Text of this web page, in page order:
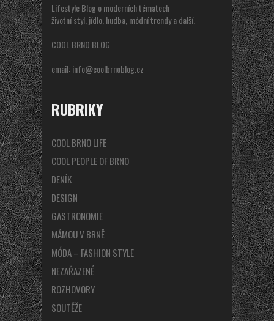
Lifestyle Blog o moderních tématech
životní styl, jídlo, hudba, módní trendy a další.
COOL BRNO BLOG
email:info@coolbrnoblog.cz
RUBRIKY
COOL BRNO LIFE
COOL PEOPLE OF BRNO
DENÍK
DESIGN
GASTRONOMIE
MÁMOU V BRNĚ
MÓDA – FASHION STYLE
NEZAŘAZENÉ
ROZHOVORY
SOUTĚŽE